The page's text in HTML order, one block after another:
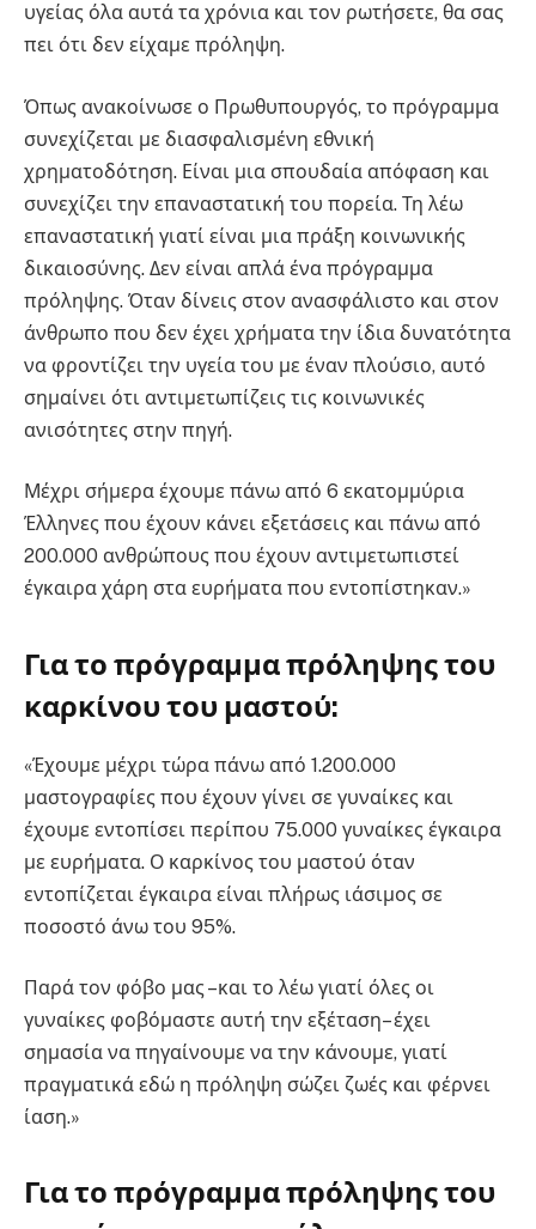
υγείας όλα αυτά τα χρόνια και τον ρωτήσετε, θα σας
πει ότι δεν είχαμε πρόληψη.
Όπως ανακοίνωσε ο Πρωθυπουργός, το πρόγραμμα
συνεχίζεται με διασφαλισμένη εθνική
χρηματοδότηση. Είναι μια σπουδαία απόφαση και
συνεχίζει την επαναστατική του πορεία. Τη λέω
επαναστατική γιατί είναι μια πράξη κοινωνικής
δικαιοσύνης. Δεν είναι απλά ένα πρόγραμμα
πρόληψης. Όταν δίνεις στον ανασφάλιστο και στον
άνθρωπο που δεν έχει χρήματα την ίδια δυνατότητα
να φροντίζει την υγεία του με έναν πλούσιο, αυτό
σημαίνει ότι αντιμετωπίζεις τις κοινωνικές
ανισότητες στην πηγή.
Μέχρι σήμερα έχουμε πάνω από 6 εκατομμύρια
Έλληνες που έχουν κάνει εξετάσεις και πάνω από
200.000 ανθρώπους που έχουν αντιμετωπιστεί
έγκαιρα χάρη στα ευρήματα που εντοπίστηκαν.»
Για το πρόγραμμα πρόληψης του
καρκίνου του μαστού:
«Έχουμε μέχρι τώρα πάνω από 1.200.000
μαστογραφίες που έχουν γίνει σε γυναίκες και
έχουμε εντοπίσει περίπου 75.000 γυναίκες έγκαιρα
με ευρήματα. Ο καρκίνος του μαστού όταν
εντοπίζεται έγκαιρα είναι πλήρως ιάσιμος σε
ποσοστό άνω του 95%.
Παρά τον φόβο μας –και το λέω γιατί όλες οι
γυναίκες φοβόμαστε αυτή την εξέταση– έχει
σημασία να πηγαίνουμε να την κάνουμε, γιατί
πραγματικά εδώ η πρόληψη σώζει ζωές και φέρνει
ίαση.»
Για το πρόγραμμα πρόληψης του